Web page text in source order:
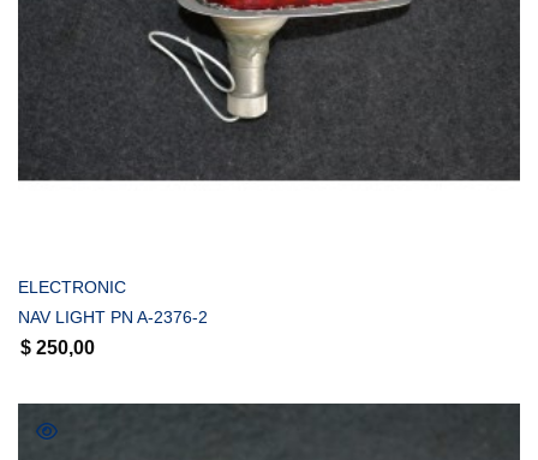
ELECTRONIC
NAV LIGHT PN A-2376-2
$ 250,00